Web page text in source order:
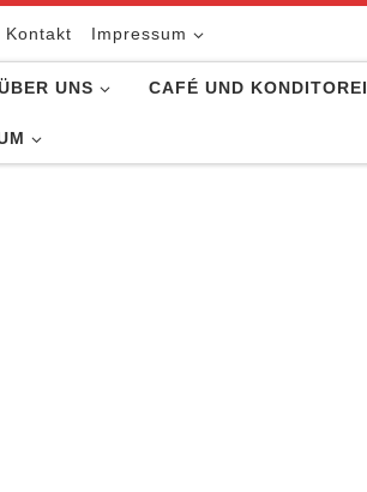
Kontakt Impressum
UNS CAFÉ UND KONDITOREI